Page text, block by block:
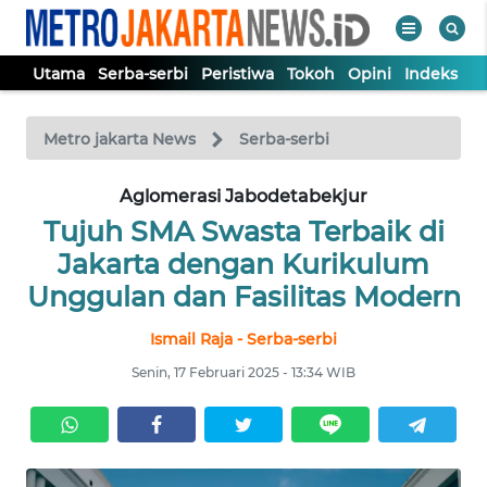
Utama Serba-serbi Peristiwa Tokoh Opini Indeks
Metro jakarta News Serba-serbi
Aglomerasi Jabodetabekjur
Tujuh SMA Swasta Terbaik di
Jakarta dengan Kurikulum
Unggulan dan Fasilitas Modern
Ismail Raja - Serba-serbi
Senin, 17 Februari 2025 - 13:34 WIB
TV
Tutup
SERBA-
SERBI
TOKOH
OPINI